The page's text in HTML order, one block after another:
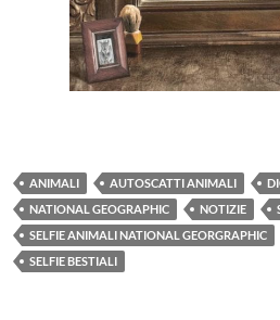
ANIMALI AUTOSCATTI ANIMALI
NATIONAL GEOGRAPHIC
NOTIZIE
SELFIE ANIMALI NATIONAL GEORGRAPHIC
SELFIE BESTIALI